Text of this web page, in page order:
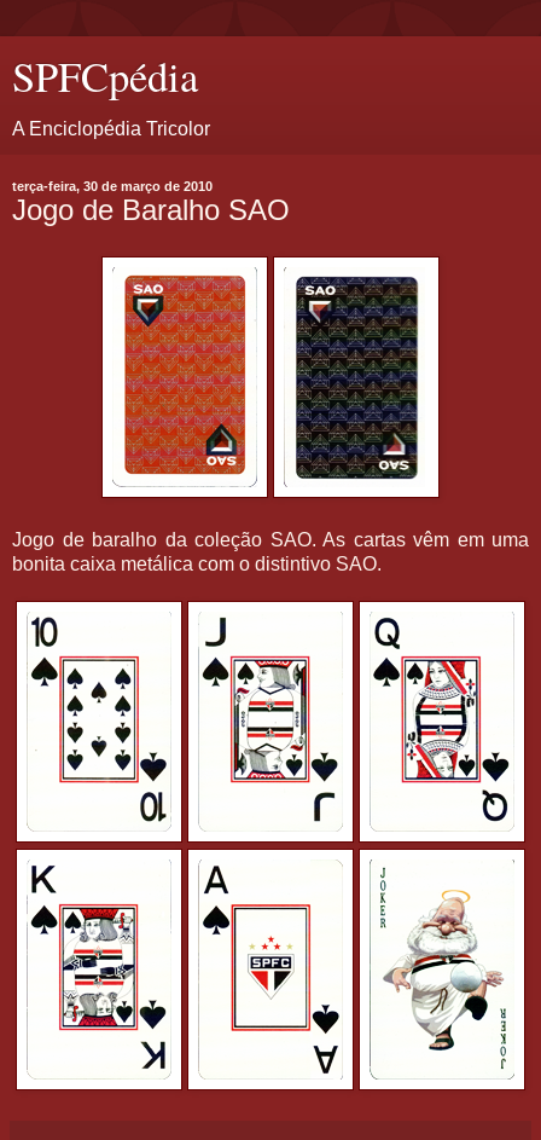
SPFCpédia
A Enciclopédia Tricolor
terça-feira, 30 de março de 2010
Jogo de Baralho SAO
Jogo de baralho da coleção SAO. As cartas vêm em uma
bonita caixa metálica com o distintivo SAO.